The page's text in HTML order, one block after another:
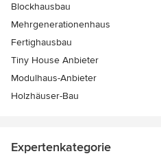
Blockhausbau
Mehrgenerationenhaus
Fertighausbau
Tiny House Anbieter
Modulhaus-Anbieter
Holzhäuser-Bau
Expertenkategorie